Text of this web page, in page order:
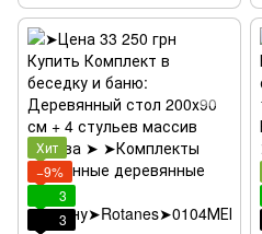
Хит
−9%
3
3